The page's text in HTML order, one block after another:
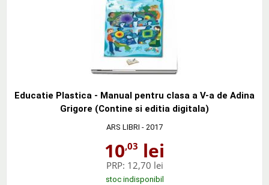
Educatie Plastica - Manual pentru clasa a V-a de Adina
Grigore (Contine si editia digitala)
ARS LIBRI - 2017
10,03 lei
PRP: 12,70 lei
stoc indisponibil